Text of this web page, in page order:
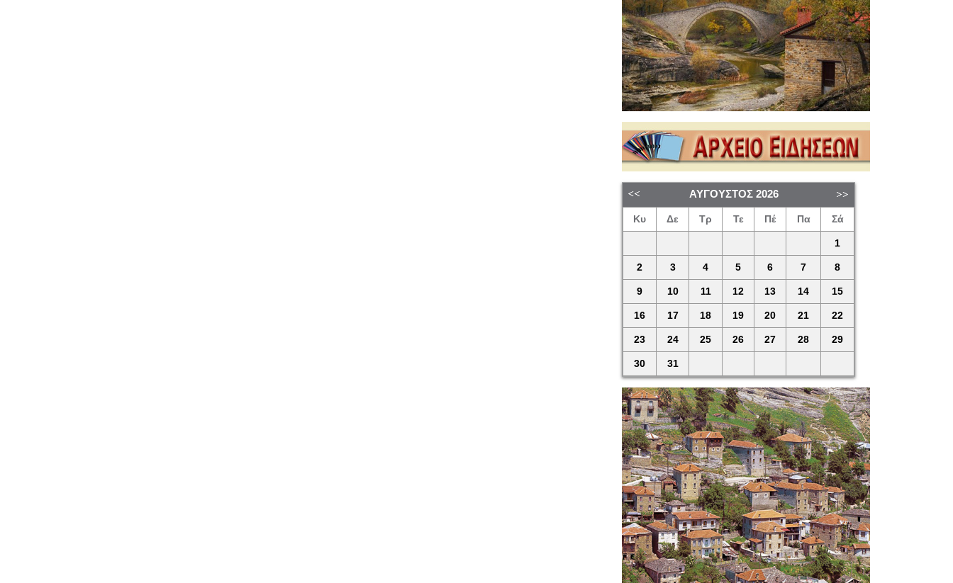
ΑΎΓΟΥΣΤΟΣ 2026
Κυ Δε Τρ Τε Πέ Πα Σά
1
2 3 4 5 6 7 8
9 10 11 12 13 14 15
16 17 18 19 20 21 22
23 24 25 26 27 28 29
30 31